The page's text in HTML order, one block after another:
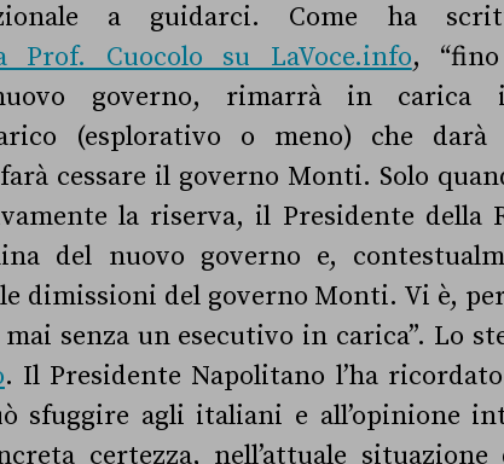
a guidarci. Come ha
Prof. Cuocolo su LaVoce.info,
governo, rimarrà in carica
(esplorativo o meno) che
cessare il governo Monti. Solo
la riserva, il Presidente della
del nuovo governo e,
dimissioni del governo Monti. Vi è,
mai senza un esecutivo in carica”. Lo
. Il Presidente Napolitano l’ha
sfuggire agli italiani e all’opinione
certezza, nell’attuale situazione